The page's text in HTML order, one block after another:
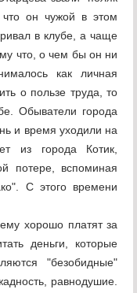
он чужой в этом
в клубе, а чаще
что, о чем бы он ни
как личная
о пользе труда, то
Обыватели города
и время уходили на
из города Котик,
потере, вспоминая
С этого времени
хорошо платят за
деньги, которые
"безобидные"
равнодушие.